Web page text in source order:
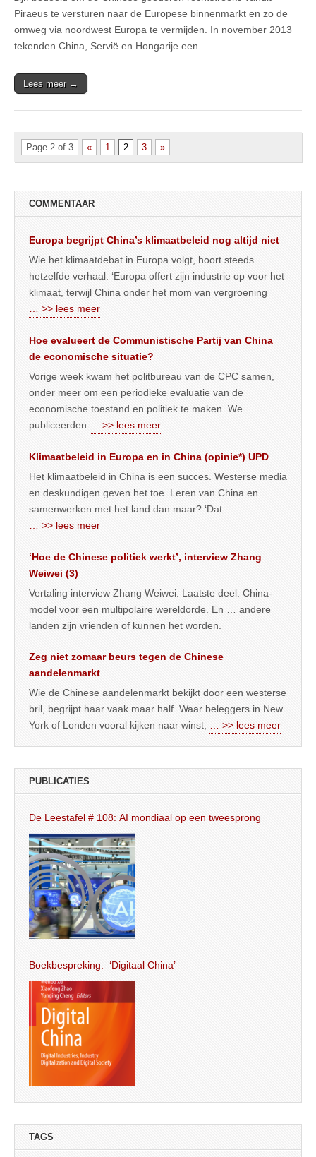
Piraeus te versturen naar de Europese binnenmarkt en zo de
omweg via noordwest Europa te vermijden. In november 2013
tekenden China, Servië en Hongarije een…
Lees meer →
Page 2 of 3 « 1 2 3 »
COMMENTAAR
Europa begrijpt China’s klimaatbeleid nog altijd niet
Wie het klimaatdebat in Europa volgt, hoort steeds
hetzelfde verhaal. ‘Europa offert zijn industrie op voor het
klimaat, terwijl China onder het mom van vergroening
… >> lees meer
Hoe evalueert de Communistische Partij van China
de economische situatie?
Vorige week kwam het politbureau van de CPC samen,
onder meer om een periodieke evaluatie van de
economische toestand en politiek te maken. We
publiceerden
… >> lees meer
Klimaatbeleid in Europa en in China (opinie*) UPD
Het klimaatbeleid in China is een succes. Westerse media
en deskundigen geven het toe. Leren van China en
samenwerken met het land dan maar? ‘Dat
… >> lees meer
‘Hoe de Chinese politiek werkt’, interview Zhang
Weiwei (3)
Vertaling interview Zhang Weiwei. Laatste deel: China-
model voor een multipolaire wereldorde. En … andere
landen zijn vrienden of kunnen het worden.
Zeg niet zomaar beurs tegen de Chinese
aandelenmarkt
Wie de Chinese aandelenmarkt bekijkt door een westerse
bril, begrijpt haar vaak maar half. Waar beleggers in New
York of Londen vooral kijken naar winst,
… >> lees meer
PUBLICATIES
De Leestafel # 108: AI mondiaal op een tweesprong
Boekbespreking: ‘Digitaal China’
TAGS